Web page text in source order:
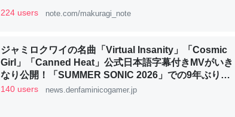
─ニュース :: 【研究発表】昆虫学の大問題＝「昆虫はなぜ海にいない
224 users note.com/makuragi_note
ジャミロクワイの名曲「Virtual Insanity」「Cosmic
Girl」「Canned Heat」公式日本語字幕付きMVがいき
なり公開！「SUMMER SONIC 2026」での9年ぶりと
なる日本公演を記念して
140 users news.denfaminicogamer.jp